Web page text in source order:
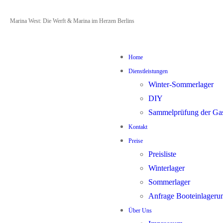
Zum
Menü
Schließen
Marina West: Die Werft & Marina im Herzen Berlins
Home
Dienstleistungen
Winter-Sommerlager
DIY
Sammelprüfung der
Kontakt
Preise
Preisliste
Winterlager
Sommerlager
Anfrage
Über Uns